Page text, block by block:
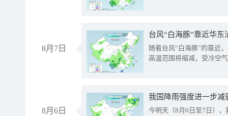
8月7日
台风“白海豚”靠近华
随着台风“白海豚”的靠近
高温范围将缩减，受冷空
8月6日
今明天（8月6日至7日）